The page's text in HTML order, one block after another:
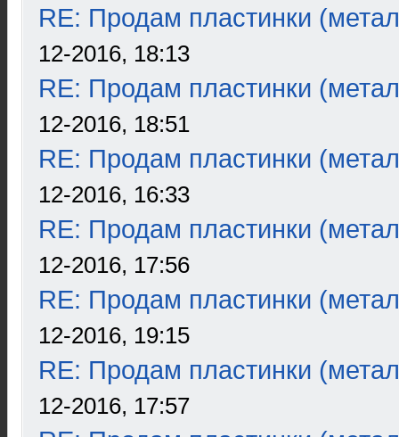
RE: Продам пластинки
12-2016, 18:13
RE: Продам пластинки
12-2016, 18:51
RE: Продам пластинки
12-2016, 16:33
RE: Продам пластинки
12-2016, 17:56
RE: Продам пластинки
12-2016, 19:15
RE: Продам пластинки
12-2016, 17:57